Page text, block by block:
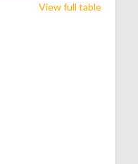
View full table